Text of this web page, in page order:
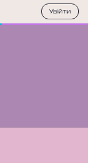
Увійти